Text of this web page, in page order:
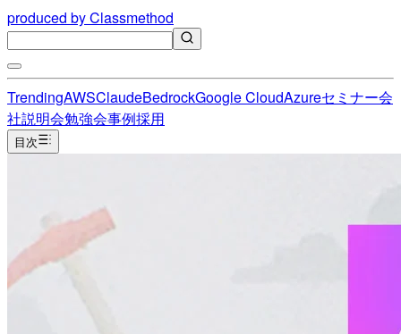
produced by Classmethod
TrendingAWSClaudeBedrockGoogle CloudAzureセミナー会
社説明会勉強会事例採用
目次